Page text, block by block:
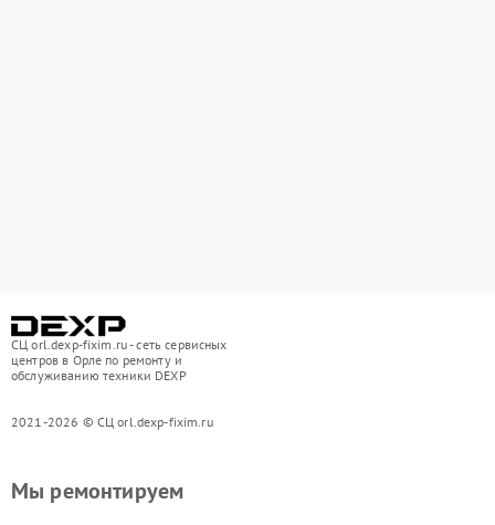
СЦ orl.dexp-fixim.ru - сеть сервисных
центров в Орле по ремонту и
обслуживанию техники DEXP
2021-2026 © СЦ orl.dexp-fixim.ru
Мы ремонтируем